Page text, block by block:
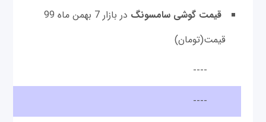
قیمت گوشی سامسونگ در بازار 7 بهمن ماه 99
قیمت(تومان)
----
----